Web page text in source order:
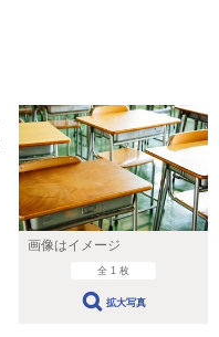
画像はイメージ
全 1 枚
拡大写真